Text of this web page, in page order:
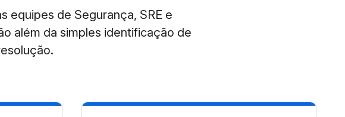
equipes de Segurança, SRE e
além da simples identificação de